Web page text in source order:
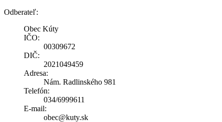
Odberateľ:
Obec Kúty
IČO:
00309672
DIČ:
2021049459
Adresa:
Nám. Radlinského 981
Telefón:
034/6999611
E-mail:
obec@kuty.sk